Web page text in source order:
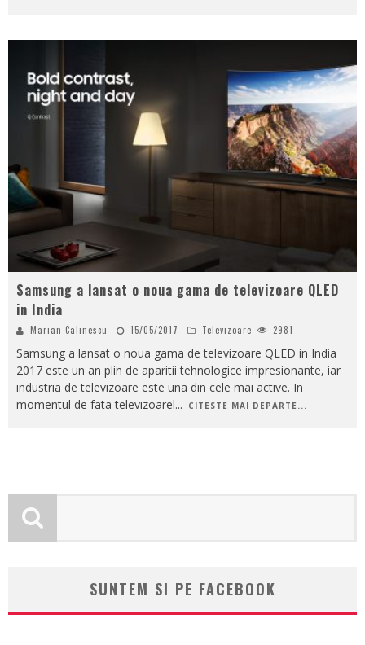
Samsung a lansat o noua gama de televizoare QLED
in India
Marian Calinescu 15/05/2017 Televizoare 2981
Samsung a lansat o noua gama de televizoare QLED in India
2017 este un an plin de aparitii tehnologice impresionante, iar
industria de televizoare este una din cele mai active. In
momentul de fata televizoarel... CITESTE MAI DEPARTE...
SUNTEM SI PE FACEBOOK